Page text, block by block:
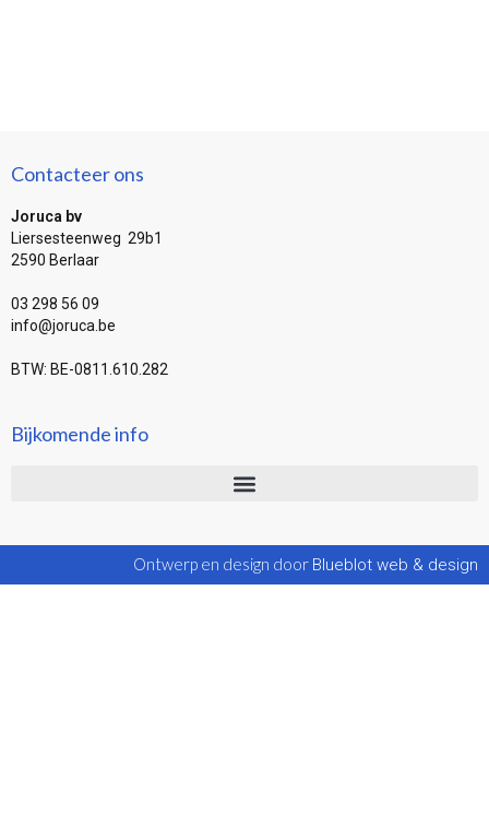
Contacteer ons
Joruca bv
Liersesteenweg 29b1
2590 Berlaar
03 298 56 09
info@joruca.be
BTW: BE-0811.610.282
Bijkomende info
Ontwerp en design door Blueblot web & design